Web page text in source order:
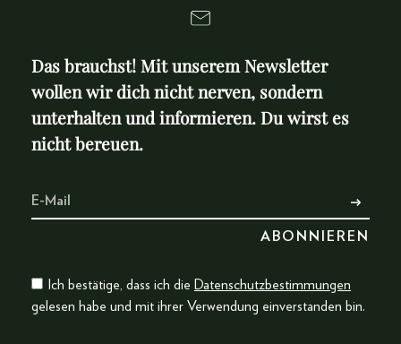
Das brauchst! Mit unserem Newsletter
wollen wir dich nicht nerven, sondern
unterhalten und informieren. Du wirst es
nicht bereuen.
Ich bestätige, dass ich die Datenschutzbestimmungen
gelesen habe und mit ihrer Verwendung einverstanden bin.